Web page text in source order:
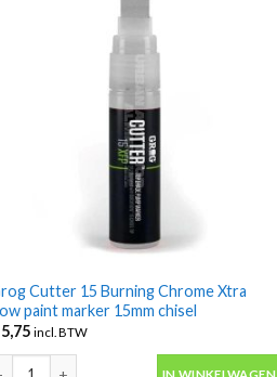
Cutter 15 Burning Chrome Xtra
paint marker 15mm chisel
5,75 incl. BTW